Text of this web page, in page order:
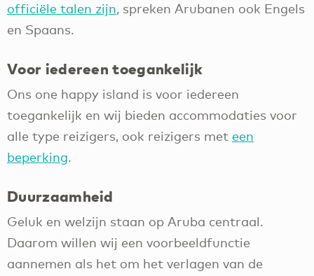
officiële talen zijn, spreken Arubanen ook Engels
en Spaans.
Voor iedereen toegankelijk
Ons one happy island is voor iedereen
toegankelijk en wij bieden accommodaties voor
alle type reizigers, ook reizigers met een
beperking.
Duurzaamheid
Geluk en welzijn staan op Aruba centraal.
Daarom willen wij een voorbeeldfunctie
aannemen als het om het verlagen van de